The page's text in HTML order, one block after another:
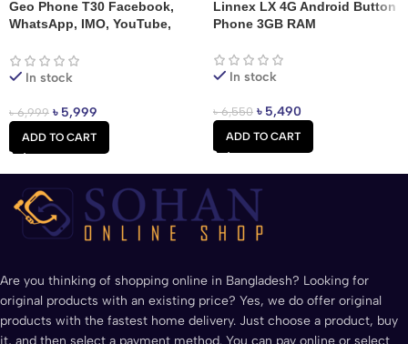
Geo Phone T30 Facebook,
WhatsApp, IMO, YouTube,
Android Button Feature
Phone Price In Bangladesh
In stock
৳6,999 ৳ 5,999
ADD TO CART
Linnex LX 4G Android Button
Phone 3GB RAM
In stock
৳6,550 ৳ 5,490
ADD TO CART
Are you thinking of shopping online in Bangladesh? Looking for
original products with an existing price? Yes, we do offer original
products with the fastest home delivery. Just choose a product, buy
it, and then select a payment method. You can pay online or select